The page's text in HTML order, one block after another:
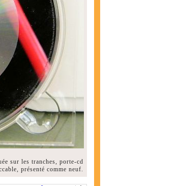
sur les tranches, porte-cd
présenté comme neuf.